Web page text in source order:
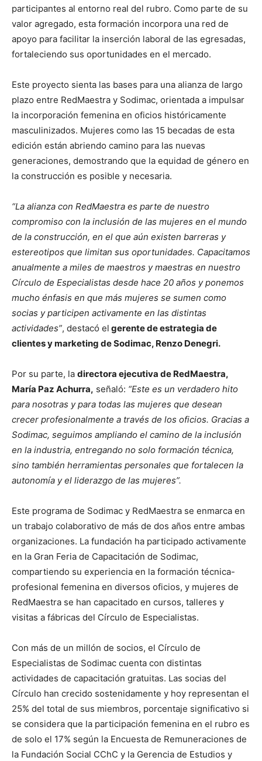
participantes al entorno real del rubro. Como parte de su
valor agregado, esta formación incorpora una red de
apoyo para facilitar la inserción laboral de las egresadas,
fortaleciendo sus oportunidades en el mercado.
Este proyecto sienta las bases para una alianza de largo
plazo entre RedMaestra y Sodimac, orientada a impulsar
la incorporación femenina en oficios históricamente
masculinizados. Mujeres como las 15 becadas de esta
edición están abriendo camino para las nuevas
generaciones, demostrando que la equidad de género en
la construcción es posible y necesaria.
“La alianza con RedMaestra es parte de nuestro
compromiso con la inclusión de las mujeres en el mundo
de la construcción, en el que aún existen barreras y
estereotipos que limitan sus oportunidades. Capacitamos
anualmente a miles de maestros y maestras en nuestro
Círculo de Especialistas desde hace 20 años y ponemos
mucho énfasis en que más mujeres se sumen como
socias y participen activamente en las distintas
actividades”, destacó el gerente de estrategia de
clientes y marketing de Sodimac, Renzo Denegri.
Por su parte, la directora ejecutiva de RedMaestra,
María Paz Achurra, señaló: “Este es un verdadero hito
para nosotras y para todas las mujeres que desean
crecer profesionalmente a través de los oficios. Gracias a
Sodimac, seguimos ampliando el camino de la inclusión
en la industria, entregando no solo formación técnica,
sino también herramientas personales que fortalecen la
autonomía y el liderazgo de las mujeres”.
Este programa de Sodimac y RedMaestra se enmarca en
un trabajo colaborativo de más de dos años entre ambas
organizaciones. La fundación ha participado activamente
en la Gran Feria de Capacitación de Sodimac,
compartiendo su experiencia en la formación técnica-
profesional femenina en diversos oficios, y mujeres de
RedMaestra se han capacitado en cursos, talleres y
visitas a fábricas del Círculo de Especialistas.
Con más de un millón de socios, el Círculo de
Especialistas de Sodimac cuenta con distintas
actividades de capacitación gratuitas. Las socias del
Círculo han crecido sostenidamente y hoy representan el
25% del total de sus miembros, porcentaje significativo si
se considera que la participación femenina en el rubro es
de solo el 17% según la Encuesta de Remuneraciones de
la Fundación Social CChC y la Gerencia de Estudios y